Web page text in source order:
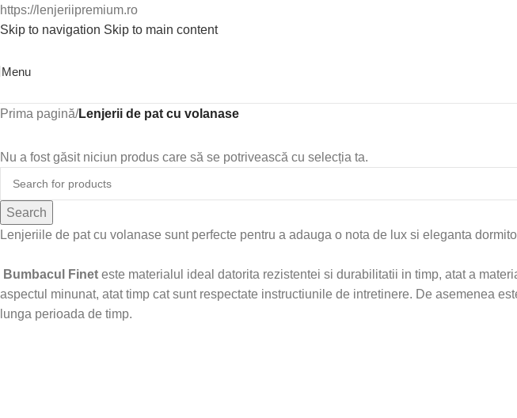
https://lenjeriipremium.ro
Skip to navigation Skip to main content
Menu
Prima pagină/Lenjerii de pat cu volanase
Nu a fost găsit niciun produs care să se potrivească cu selecția ta.
Search
Lenjeriile de pat cu volanase sunt perfecte pentru a adauga o nota de lux si eleganta
Bumbacul Finet este materialul ideal datorita rezistentei si durabilitatii in timp, atat a
aspectul minunat, atat timp cat sunt respectate instructiunile de intretinere. De asemenea
lunga perioada de timp.